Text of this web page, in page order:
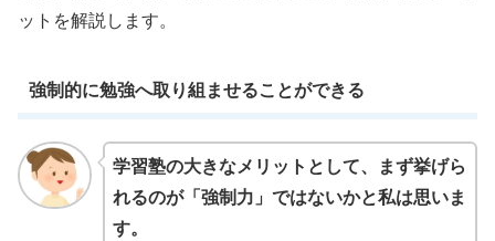
ットを解説します。
強制的に勉強へ取り組ませることができる
学習塾の大きなメリットとして、まず挙げら
れるのが「強制力」ではないかと私は思いま
す。